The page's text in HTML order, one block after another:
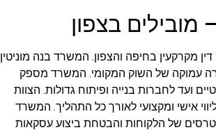
מובילים בצפון
מקרקעין בחיפה והצפון. המשרד בנה מוניטין
עמוקה של השוק המקומי. המשרד מספק
ועד לחברות בנייה ופיתוח גדולות. הצוות
אישי ומקצועי לאורך כל התהליך. המשרד
של הלקוחות והבטחת ביצוע עסקאות